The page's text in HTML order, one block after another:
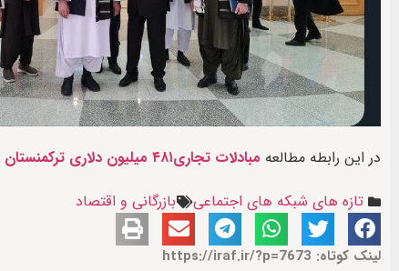
در این رابطه مطالعه مبادلات تجاری۴۸۱ میلیون دلاری ترکمنستان و افغانستان در سال۲۰۲۳
تازه های شبکه های اجتماعی
بازرگانی و اقتصاد
لینک کوتاه: https://iraf.ir/?p=7673